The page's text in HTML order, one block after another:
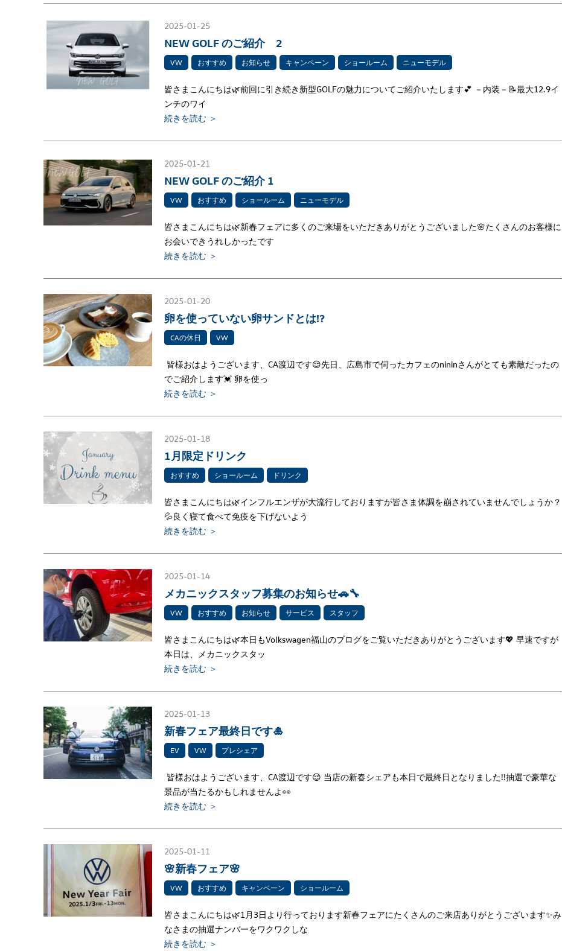
2025-01-25
NEW GOLF のご紹介 2
VW おすすめ お知らせ キャンペーン ショールーム ニューモデル
皆さまこんにちは🌿前回に引き続き新型GOLFの魅力についてご紹介いたします💕 －内装－📝最大12.9イ
ンチのワイ
続きを読む ＞
2025-01-21
NEW GOLF のご紹介 1
VW おすすめ ショールーム ニューモデル
皆さまこんにちは🌿新春フェアに多くのご来場をいただきありがとうございました🌸たくさんのお客様に
お会いできうれしかったです
続きを読む ＞
2025-01-20
卵を使っていない卵サンドとは!?
CAの休日 VW
皆様おはようございます、CA渡辺です😌先日、広島市で伺ったカフェのnininさんがとても素敵だったの
でご紹介します💓 卵を使っ
続きを読む ＞
2025-01-18
1月限定ドリンク️
おすすめ ショールーム ドリンク
皆さまこんにちは🌿インフルエンザが大流行しておりますが皆さま体調を崩されていませんでしょうか？
💦良く寝て食べて免疫を下げないよう
続きを読む ＞
2025-01-14
メカニックスタッフ募集のお知らせ🚗🔧
VW おすすめ お知らせ サービス スタッフ
皆さまこんにちは🌿本日もVolkswagen福山のブログをご覧いただきありがとうございます💖 早速ですが
本日は、メカニックスタッ
続きを読む ＞
2025-01-13
新春フェア最終日です🎍
EV VW プレシェア
皆様おはようございます、CA渡辺です😌 当店の新春シェアも本日で最終日となりました!!抽選で豪華な
景品が当たるかもしれませんよ👀
続きを読む ＞
2025-01-11
🌸新春フェア🌸
VW おすすめ キャンペーン ショールーム
皆さまこんにちは🌿1月3日より行っております新春フェアにたくさんのご来店ありがとうございます✨み
なさまの抽選ナンバーをワクワクしな
続きを読む ＞